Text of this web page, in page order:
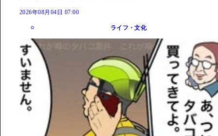
2026年08月04日 07:00
ライフ・文化